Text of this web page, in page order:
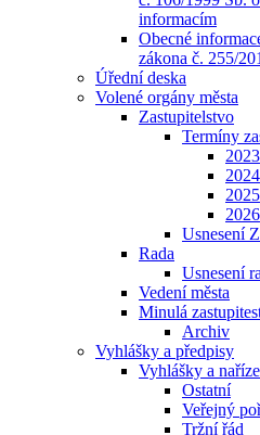
informacím
Obecné
zákona č. 255/
Úřední deska
Volené orgány města
Zastupitelstvo
Termíny
2023
2024
2025
2026
Usnesení
Rada
Usnesení
Vedení města
Minulá
Archiv
Vyhlášky a předpisy
Vyhlášky a
Ostatní
Veřejný
Tržní řád